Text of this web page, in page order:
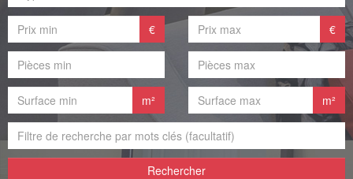
€ €
m² m²
Rechercher